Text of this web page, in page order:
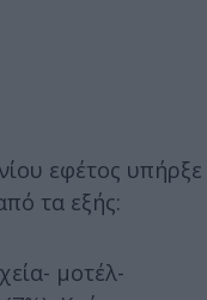
εφέτος υπήρξε
τα εξής:
μοτέλ-